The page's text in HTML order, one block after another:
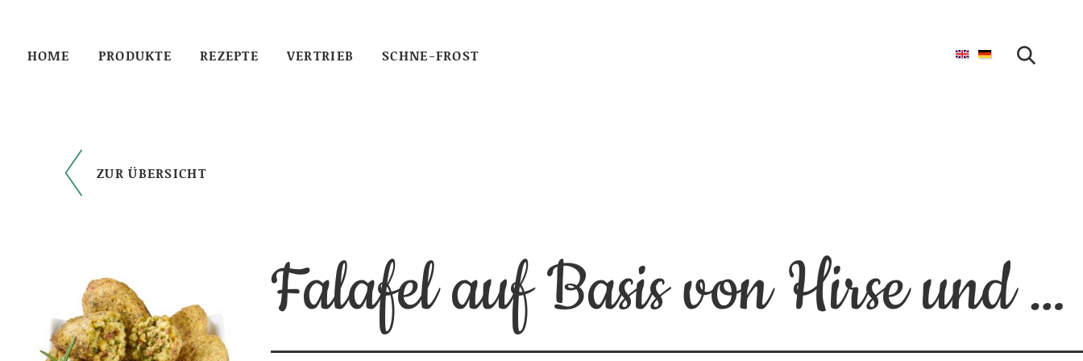
HOME
PRODUKTE REZEPTE VERTRIEB SCHNE-FROST
ZUR ÜBERSICHT
Falafel auf Basis von Hirse und Kichererbsen